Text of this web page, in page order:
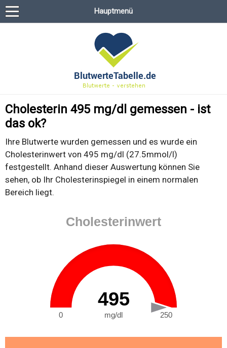
Hauptmenü
Cholesterin 495 mg/dl gemessen - ist
das ok?
Ihre Blutwerte wurden gemessen und es wurde ein
Cholesterinwert von 495 mg/dl (27.5mmol/l)
festgestellt. Anhand dieser Auswertung können Sie
sehen, ob Ihr Cholesterinspiegel in einem normalen
Bereich liegt.
Cholesterinwert
495
mg/dl
0 250